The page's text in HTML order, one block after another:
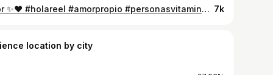
Amor ✨❤️ #holareel #amorpropio #personasvitamina #cuidatuenergía #reelinstagram #familiaohana #quoteoftheday #frasesbonitas #amorincondicional #paratiiiiiii 7k
location by city